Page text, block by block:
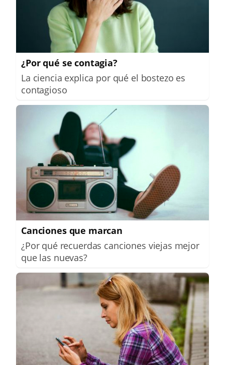
¿Por qué se contagia?
La ciencia explica por qué el bostezo es
contagioso
Canciones que marcan
¿Por qué recuerdas canciones viejas mejor
que las nuevas?